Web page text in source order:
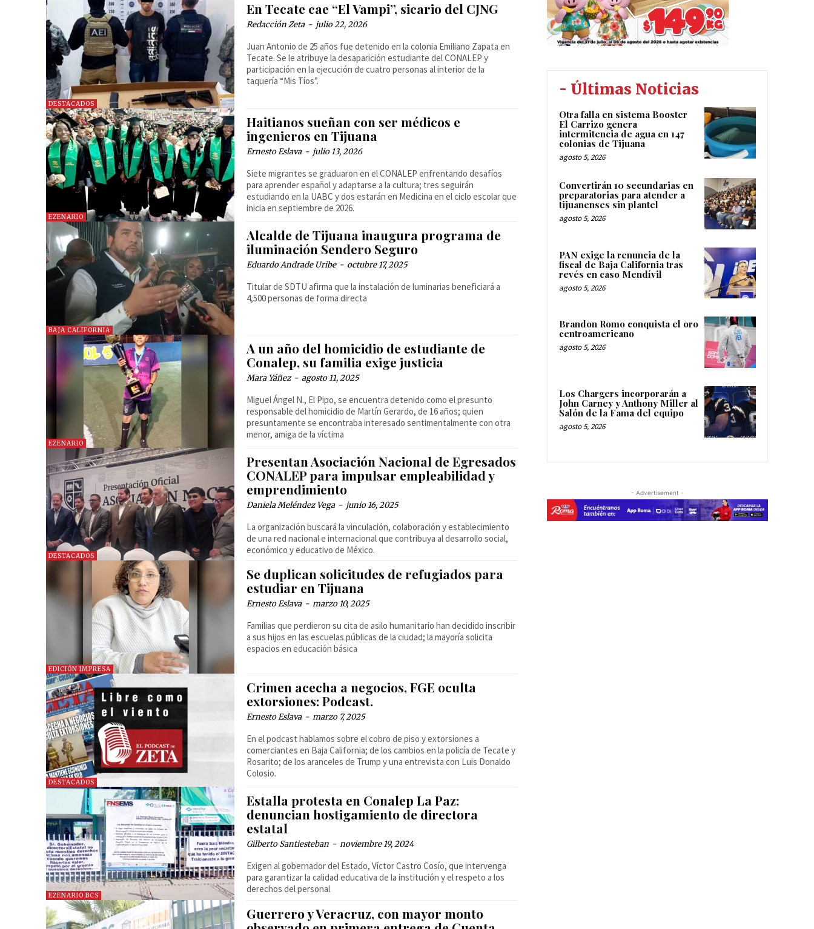
DESTACADOS
En Tecate cae “El Vampi”, sicario del CJNG
Redacción Zeta - julio 22, 2026
Juan Antonio de 25 años fue detenido en la colonia Emiliano Zapata en
Tecate. Se le atribuye la desaparición estudiante del CONALEP y
participación en la ejecución de cuatro personas al interior de la
taquería “Mis Tíos”.
EZENARIO
Haitianos sueñan con ser médicos e
ingenieros en Tijuana
Ernesto Eslava - julio 13, 2026
Siete migrantes se graduaron en el CONALEP enfrentando desafíos
para aprender español y adaptarse a la cultura; tres seguirán
estudiando en la UABC y dos estarán en Medicina en el ciclo escolar que
inicia en septiembre de 2026.
BAJA CALIFORNIA
Alcalde de Tijuana inaugura programa de
iluminación Sendero Seguro
Eduardo Andrade Uribe - octubre 17, 2025
Titular de SDTU afirma que la instalación de luminarias beneficiará a
4,500 personas de forma directa
EZENARIO
A un año del homicidio de estudiante de
Conalep, su familia exige justicia
Mara Yáñez - agosto 11, 2025
Miguel Ángel N., El Pipo, se encuentra detenido como el presunto
responsable del homicidio de Martín Gerardo, de 16 años; quien
presuntamente se encontraba interesado sentimentalmente con otra
menor, amiga de la víctima
DESTACADOS
Presentan Asociación Nacional de Egresados
CONALEP para impulsar empleabilidad y
emprendimiento
Daniela Meléndez Vega - junio 16, 2025
La organización buscará la vinculación, colaboración y establecimiento
de una red nacional e internacional que contribuya al desarrollo social,
económico y educativo de México.
EDICIÓN IMPRESA
Se duplican solicitudes de refugiados para
estudiar en Tijuana
Ernesto Eslava - marzo 10, 2025
Familias que perdieron su cita de asilo humanitario han decidido inscribir
a sus hijos en las escuelas públicas de la ciudad; la mayoría solicita
espacios en educación básica
DESTACADOS
Crimen acecha a negocios, FGE oculta
extorsiones: Podcast.
Ernesto Eslava - marzo 7, 2025
En el podcast hablamos sobre el cobro de piso y extorsiones a
comerciantes en Baja California; de los cambios en la policía de Tecate y
Rosarito; de los aranceles de Trump y una entrevista con Luis Donaldo
Colosio.
EZENARIO BCS
Estalla protesta en Conalep La Paz:
denuncian hostigamiento de directora
estatal
Gilberto Santiesteban - noviembre 19, 2024
Exigen al gobernador del Estado, Víctor Castro Cosío, que intervenga
para garantizar la calidad educativa de la institución y el respeto a los
derechos del personal
Guerrero y Veracruz, con mayor monto
- Últimas Noticias
Otra falla en sistema Booster
El Carrizo genera
intermitencia de agua en 147
colonias de Tijuana
agosto 5, 2026
Convertirán 10 secundarias en
preparatorias para atender a
tijuanenses sin plantel
agosto 5, 2026
PAN exige la renuncia de la
fiscal de Baja California tras
revés en caso Mendívil
agosto 5, 2026
Brandon Romo conquista el oro
centroamericano
agosto 5, 2026
Los Chargers incorporarán a
John Carney y Anthony Miller al
Salón de la Fama del equipo
agosto 5, 2026
- Advertisement -